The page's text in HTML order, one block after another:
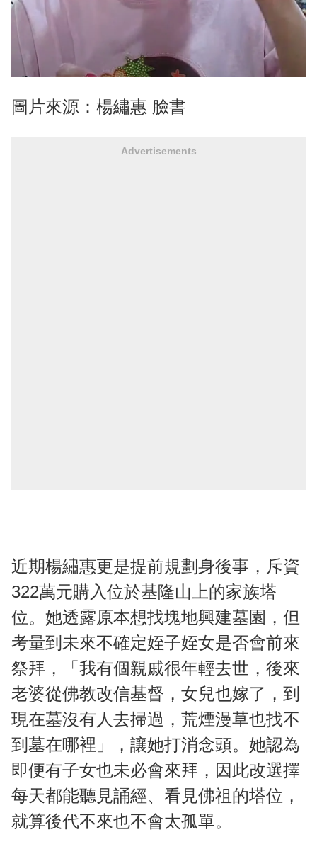
圖片來源：楊繡惠 臉書
Advertisements
近期楊繡惠更是提前規劃身後事，斥資
322萬元購入位於基隆山上的家族塔
位。她透露原本想找塊地興建墓園，但
考量到未來不確定姪子姪女是否會前來
祭拜，「我有個親戚很年輕去世，後來
老婆從佛教改信基督，女兒也嫁了，到
現在墓沒有人去掃過，荒煙漫草也找不
到墓在哪裡」，讓她打消念頭。她認為
即便有子女也未必會來拜，因此改選擇
每天都能聽見誦經、看見佛祖的塔位，
就算後代不來也不會太孤單。